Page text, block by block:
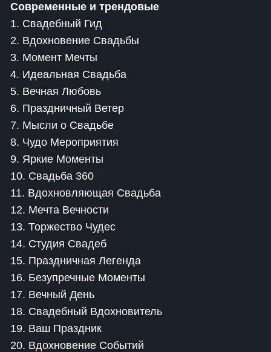
Современные и трендовые
1. Свадебный Гид
2. Вдохновение Свадьбы
3. Момент Мечты
4. Идеальная Свадьба
5. Вечная Любовь
6. Праздничный Ветер
7. Мысли о Свадьбе
8. Чудо Мероприятия
9. Яркие Моменты
10. Свадьба 360
11. Вдохновляющая Свадьба
12. Мечта Вечности
13. Торжество Чудес
14. Студия Свадеб
15. Праздничная Легенда
16. Безупречные Моменты
17. Вечный День
18. Свадебный Вдохновитель
19. Ваш Праздник
20. Вдохновение Событий